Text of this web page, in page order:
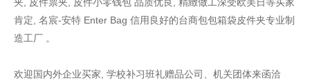
肯定, 名宸-安特 Enter Bag 信用良好的台商包包箱袋皮件夹专业制
造工厂 。
欢迎国内外企业买家, 学校补习班礼赠品公司、机关团体来函洽